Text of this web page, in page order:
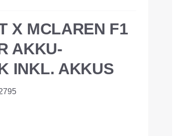
X MCLAREN F1
AKKU-
INKL. AKKUS